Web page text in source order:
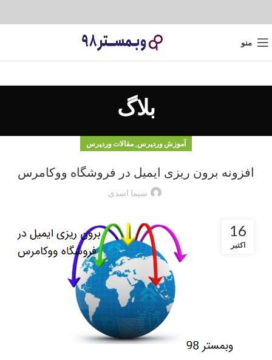
منو
بلاگ
آموزش وردپرس, مقالات وردپرس
افزونه برون ریزی ایمیل در فروشگاه ووکامرس
سیما اسدی
16
اکتبر